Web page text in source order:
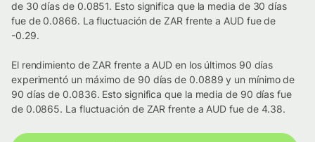
de 30 días de 0.0851. Esto significa que la media de 30 días
fue de 0.0866. La fluctuación de ZAR frente a AUD fue de
-0.29.
El rendimiento de ZAR frente a AUD en los últimos 90 días
experimentó un máximo de 90 días de 0.0889 y un mínimo de
90 días de 0.0836. Esto significa que la media de 90 días fue
de 0.0865. La fluctuación de ZAR frente a AUD fue de 4.38.